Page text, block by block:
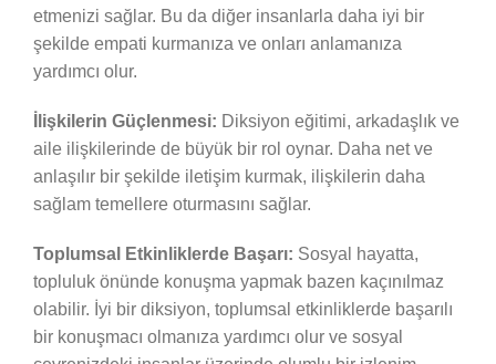
etmenizi sağlar. Bu da diğer insanlarla daha iyi bir
şekilde empati kurmanıza ve onları anlamanıza
yardımcı olur.
İlişkilerin Güçlenmesi: Diksiyon eğitimi, arkadaşlık ve
aile ilişkilerinde de büyük bir rol oynar. Daha net ve
anlaşılır bir şekilde iletişim kurmak, ilişkilerin daha
sağlam temellere oturmasını sağlar.
Toplumsal Etkinliklerde Başarı: Sosyal hayatta,
topluluk önünde konuşma yapmak bazen kaçınılmaz
olabilir. İyi bir diksiyon, toplumsal etkinliklerde başarılı
bir konuşmacı olmanıza yardımcı olur ve sosyal